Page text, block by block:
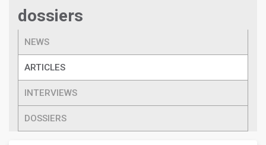
dossiers
NEWS
ARTICLES
INTERVIEWS
DOSSIERS